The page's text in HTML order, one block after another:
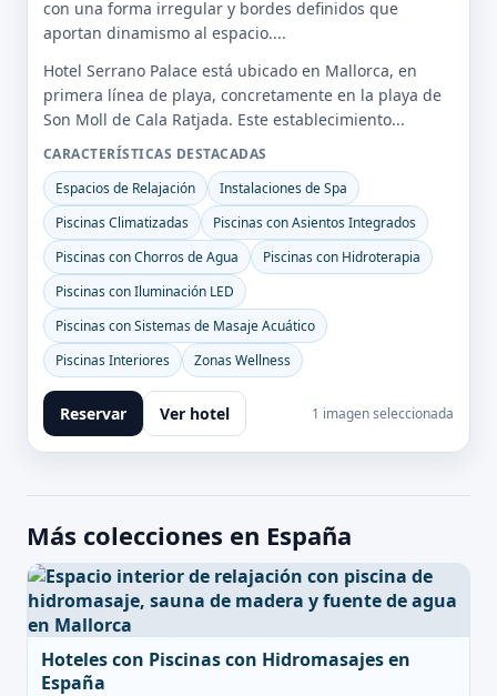
con una forma irregular y bordes definidos que
aportan dinamismo al espacio....
Hotel Serrano Palace está ubicado en Mallorca, en
primera línea de playa, concretamente en la playa de
Son Moll de Cala Ratjada. Este establecimiento...
CARACTERÍSTICAS DESTACADAS
Espacios de Relajación
Instalaciones de Spa
Piscinas Climatizadas
Piscinas con Asientos Integrados
Piscinas con Chorros de Agua
Piscinas con Hidroterapia
Piscinas con Iluminación LED
Piscinas con Sistemas de Masaje Acuático
Piscinas Interiores
Zonas Wellness
Reservar Ver hotel 1 imagen seleccionada
Más colecciones en España
Hoteles con Piscinas con Hidromasajes en
España